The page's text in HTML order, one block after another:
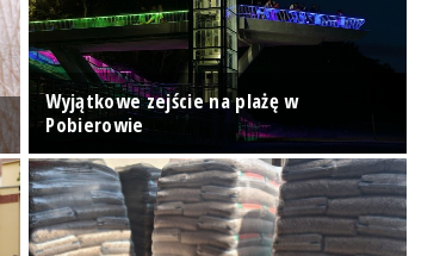
Wyjątkowe zejście na plażę w
Pobierowie